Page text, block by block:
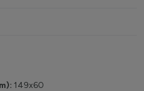
149x60